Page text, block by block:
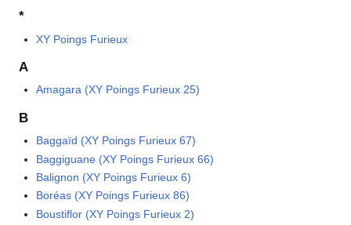
*
XY Poings Furieux
A
Amagara (XY Poings Furieux 25)
B
Baggaïd (XY Poings Furieux 67)
Baggiguane (XY Poings Furieux 66)
Balignon (XY Poings Furieux 6)
Boréas (XY Poings Furieux 86)
Boustiflor (XY Poings Furieux 2)